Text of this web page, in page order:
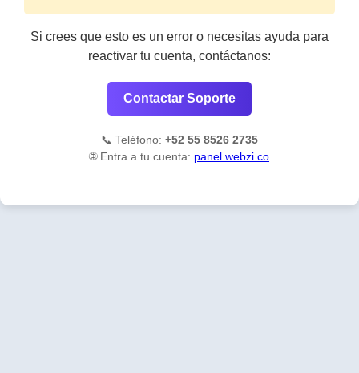
Si crees que esto es un error o necesitas ayuda para
reactivar tu cuenta, contáctanos:
Contactar Soporte
📞 Teléfono: +52 55 8526 2735
🌐 Entra a tu cuenta: panel.webzi.co